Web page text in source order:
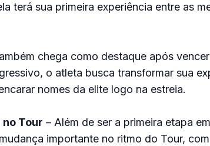
terá sua primeira experiência entre as
chega como destaque após
o atleta busca transformar sua
nomes da elite logo na estreia.
Tour – Além de ser a primeira etapa
importante no ritmo do Tour,